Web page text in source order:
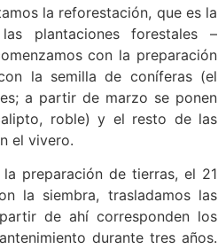
la reforestación, que es la
plantaciones forestales –
con la preparación
la semilla de coníferas (el
a partir de marzo se ponen
roble) y el resto de las
el vivero.
preparación de tierras, el 21
la siembra, trasladamos las
de ahí corresponden los
durante tres años.